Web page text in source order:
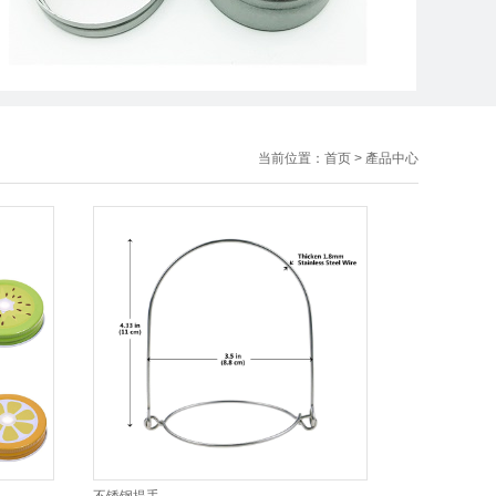
当前位置： 首页 > 產品中心